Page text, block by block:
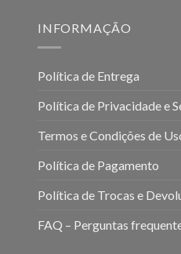
INFORMAÇÃO
Política de Entrega
Política de Privacidade e
Termos e Condições de
Política de Pagamento
Política de Trocas e
FAQ – Perguntas